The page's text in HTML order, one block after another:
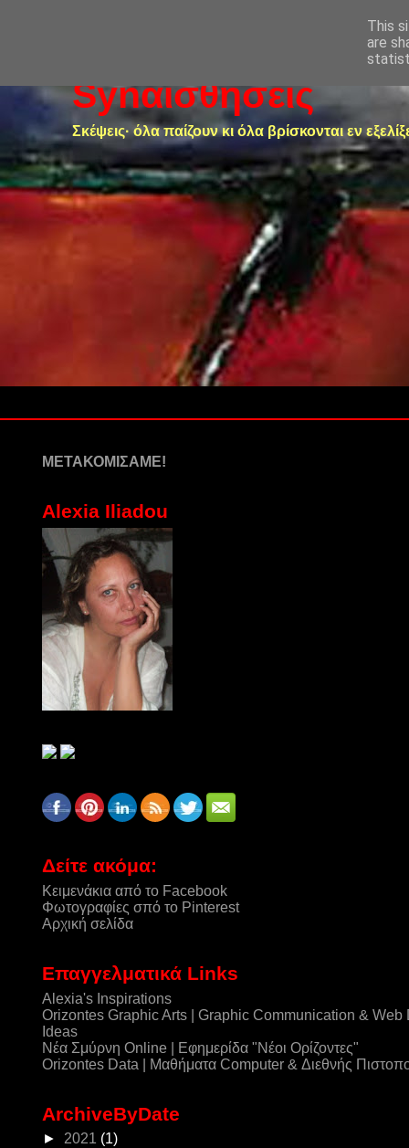
Synαισθήσεις
Σκέψεις· όλα παίζουν κι όλα βρίσκονται εν
ΜΕΤΑΚΟΜΙΣΑΜΕ!
Alexia Iliadou
Δείτε ακόμα:
Κειμενάκια από το Facebook
Φωτογραφίες σπό το Pinterest
Αρχική σελίδα
Επαγγελματικά Links
Alexia's Inspirations
Orizontes Graphic Arts | Graphic Communication & Web
Ideas
Νέα Σμύρνη Online | Εφημερίδα "Νέοι Ορίζοντες"
Orizontes Data | Μαθήματα Computer & Διεθνής
ArchiveByDate
► 2021 (1)
This
are